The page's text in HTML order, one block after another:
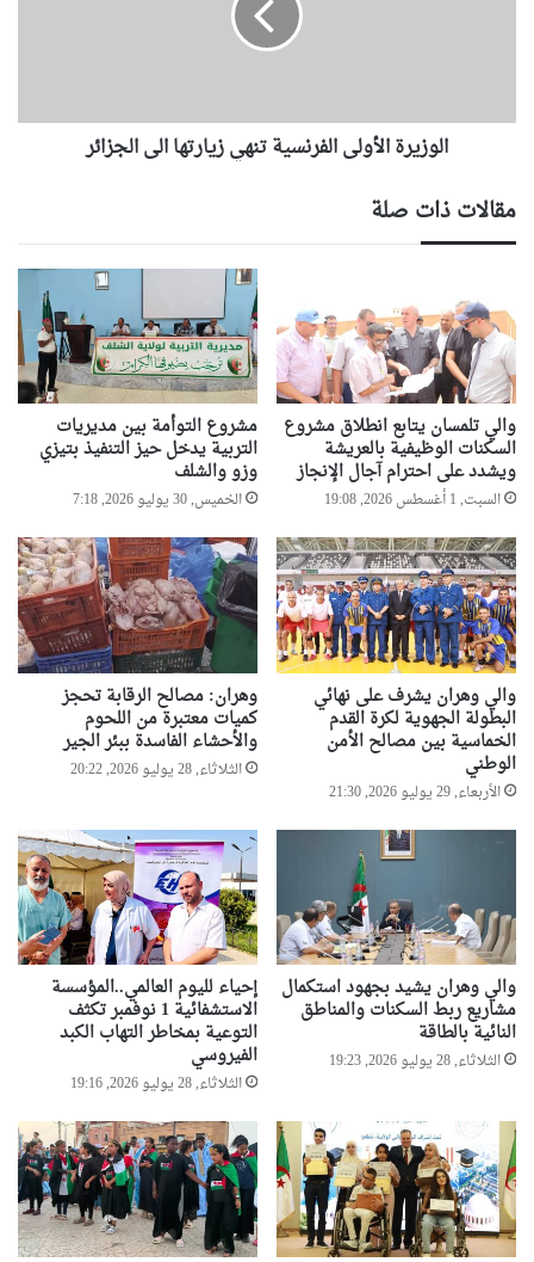
ت
يُ
ؤ
م
ش
ا
ر
ك
ت
ه
ف
ا
ل
ق
م
ة
ا
ل
ع
ر
ب
ي
ة
ل
ى
ا
ر
ن
س
ي
ة
ت
ن
ه
ز
ي
ا
ر
ت
ه
ا
ا
ل
ى
ا
ل
ئ
ر
الوزيرة الأولى الفرنسية تنهي زيارتها الى الجزائر
مقالات ذات صلة
والي تلمسان يتابع انطلاق مشروع
السكنات الوظيفية بالعريشة
ويشدد على احترام آجال الإنجاز
السبت, 1 أغسطس 2026, 19:08
مشروع التوأمة بين مديريات
التربية يدخل حيز التنفيذ بتيزي
وزو والشلف
الخميس, 30 يوليو 2026, 7:18
والي وهران يشرف على نهائي
البطولة الجهوية لكرة القدم
الخماسية بين مصالح الأمن
الوطني
الأربعاء, 29 يوليو 2026, 21:30
وهران: مصالح الرقابة تحجز
كميات معتبرة من اللحوم
والأحشاء الفاسدة ببئر الجير
الثلاثاء, 28 يوليو 2026, 20:22
والي وهران يشيد بجهود استكمال
مشاريع ربط السكنات والمناطق
النائية بالطاقة
الثلاثاء, 28 يوليو 2026, 19:23
إحياء لليوم العالمي..المؤسسة
الاستشفائية 1 نوفمبر تكثف
التوعية بمخاطر التهاب الكبد
الفيروسي
الثلاثاء, 28 يوليو 2026, 19:16